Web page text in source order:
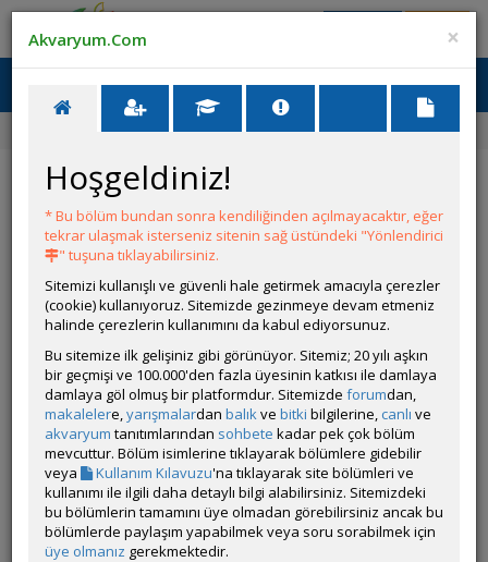
Ana Menü
Ana Sayfa
Tatlı Su Canlıları -
Grubun Diğer Türleri
Liste
Acropora
BALIK BULUCU FOTO ARA
-
×
Akvaryum.Com
Hoşgeldiniz!
* Bu bölüm bundan sonra kendiliğinden açılmayacaktır, eğer
tekrar ulaşmak isterseniz sitenin sağ üstündeki "Yönlendirici
" tuşuna tıklayabilirsiniz.
Sitemizi kullanışlı ve güvenli hale getirmek amacıyla çerezler
(cookie) kullanıyoruz. Sitemizde gezinmeye devam etmeniz
halinde çerezlerin kullanımını da kabul ediyorsunuz.
Bu sitemize ilk gelişiniz gibi görünüyor. Sitemiz; 20 yılı aşkın
bir geçmişi ve 100.000'den fazla üyesinin katkısı ile damlaya
damlaya göl olmuş bir platformdur. Sitemizde forumdan,
makalelere,yarışmalardan balıkve bitki bilgilerine, canlı ve
akvaryum tanıtımlarından sohbete kadar pek çok bölüm
mevcuttur. Bölüm isimlerine tıklayarak bölümlere gidebilir
veya
Kullanım Kılavuzu'na tıklayarak site bölümleri ve
kullanımı ile ilgili daha detaylı bilgi alabilirsiniz. Sitemizdeki
bu bölümlerin tamamını üye olmadan görebilirsiniz ancak bu
bölümlerde paylaşım yapabilmek veya soru sorabilmek için
üye olmanız gerekmektedir.